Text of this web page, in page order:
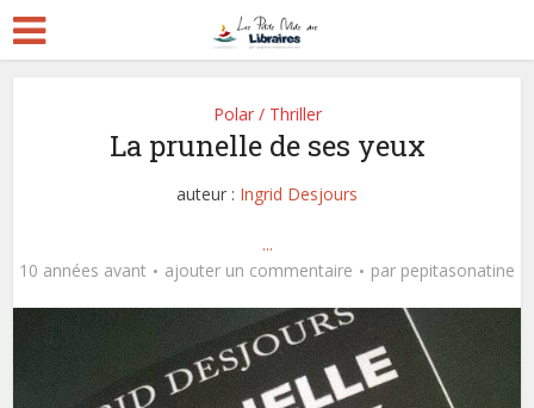
Polar / Thriller
La prunelle de ses yeux
auteur : Ingrid Desjours
...
10 années avant
ajouter un commentaire par pepitasonatine